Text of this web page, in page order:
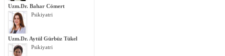
Uzm.Dr. Bahar Cömert
Psikiyatri
Uzm.Dr. Aytül Gürbüz Tükel
Psikiyatri